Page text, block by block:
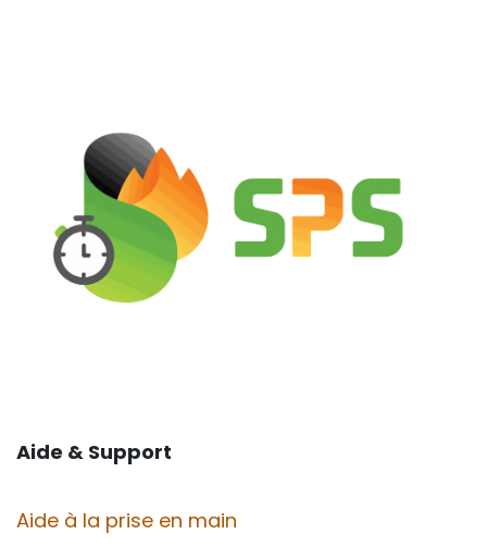
Aide & Support
Aide à la prise en main